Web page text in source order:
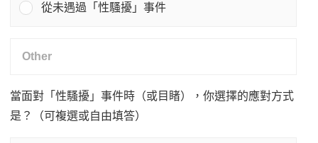
從未遇過「性騷擾」事件
當面對「性騷擾」事件時（或目睹），你選擇的應對方式
是？（可複選或自由填答）